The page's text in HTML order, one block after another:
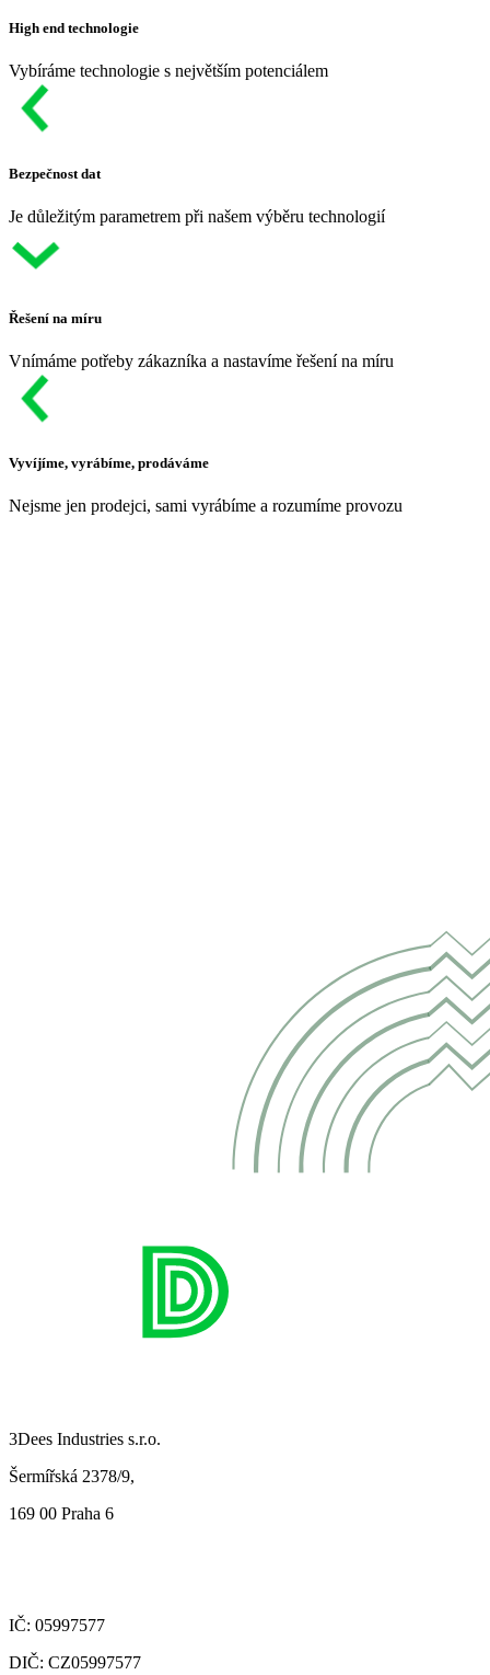
High end technologie
Vybíráme technologie s největším potenciálem
Bezpečnost dat
Je důležitým parametrem při našem výběru technologií
Řešení na míru
Vnímáme potřeby zákazníka a nastavíme řešení na míru
Vyvíjíme, vyrábíme, prodáváme
Nejsme jen prodejci, sami vyrábíme a rozumíme provozu
3Dees Industries s.r.o.
Šermířská 2378/9,
169 00 Praha 6
IČ: 05997577
DIČ: CZ05997577